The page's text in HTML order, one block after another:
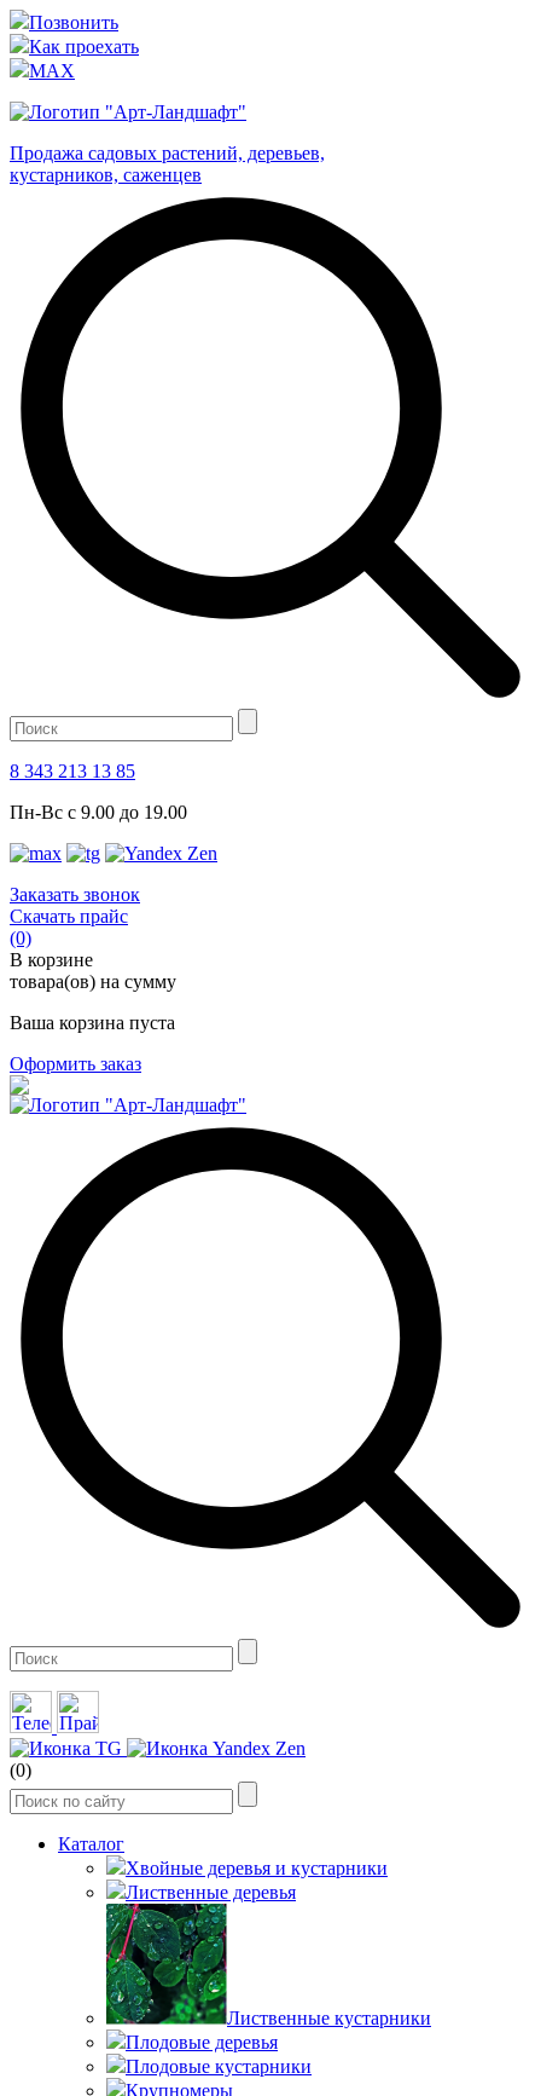
Позвонить
Как проехать
MAX
Продажа садовых растений, деревьев,
кустарников, саженцев
8 343 213 13 85
Пн-Вс с 9.00 до 19.00
Заказать звонок
Скачать прайс
(0)
В корзине
товара(ов) на сумму
Ваша корзина пуста
Оформить заказ
(0)
Каталог
Хвойные деревья и кустарники
Лиственные деревья
Лиственные кустарники
Плодовые деревья
Плодовые кустарники
Крупномеры